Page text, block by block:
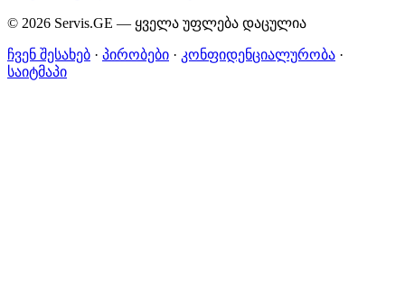
© 2026 Servis.GE — ყველა უფლება დაცულია
ჩვენ შესახებ · პირობები · კონფიდენციალურობა ·
საიტმაპი